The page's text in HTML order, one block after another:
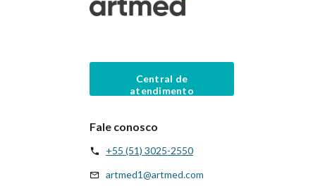
Central de
atendimento
Fale conosco
+55 (51) 3025-2550
artmed1@artmed.com